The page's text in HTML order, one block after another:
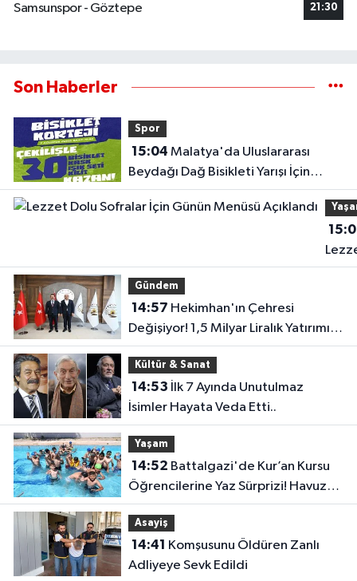
Samsunspor - Göztepe
21:30
Son Haberler
Spor
15:04
Beydağı Dağ Bisikleti Yarışı İçin
Kortej Sürüşü Düzenlenecek
Dolu
Gündem
14:57
Değişiyor! 1,5 Milyar Liralık Yatırımın
Detayları Açıklandı
Kültür & Sanat
14:53
İsimler Hayata Veda Etti..
Yaşam
14:52
Öğrencilerine Yaz Sürprizi! Havuzda
Dolu Dolu Bir Gün
Asayiş
14:41
Adliyeye Sevk Edildi